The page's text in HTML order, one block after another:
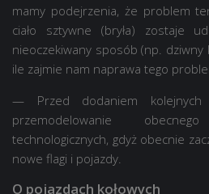
mamy podejrzenia, że problem
ciało sztywne (bryła) zostaje
nieoczekiwany sposób (np. dziwny
ile zajmie nam naprawa tego
— Przed dodaniem kolejnych
przemodelowanie
technologicznych, gdyż obecnie
nowe flagi i pojazdy.
O pojazdach kołowych